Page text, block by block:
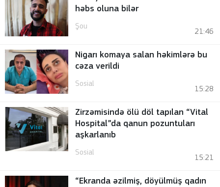
həbs oluna bilər
Şou
21:46
Nigarı komaya salan həkimlərə bu
cəza verildi
Sosial
15:28
Zirzəmisində ölü döl tapılan “Vital
Hospital”da qanun pozuntuları
aşkarlanıb
Sosial
15:21
“Ekranda əzilmiş, döyülmüş qadın